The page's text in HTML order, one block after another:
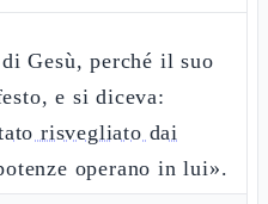
Gesù, perché il suo
e si diceva:
risvegliato dai
operano in lui».